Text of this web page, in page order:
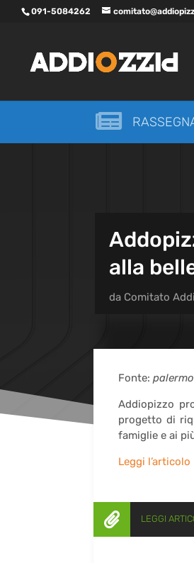
091-5084262

alla
da Comitato
Fonte:
Addiopizzo
progetto di
famiglie e ai
Leggi l’articolo
 LEGGI